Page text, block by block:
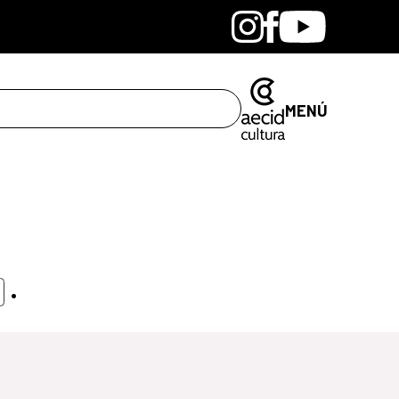
BandcampInstagram
Facebook
Youtube
MENÚ
.